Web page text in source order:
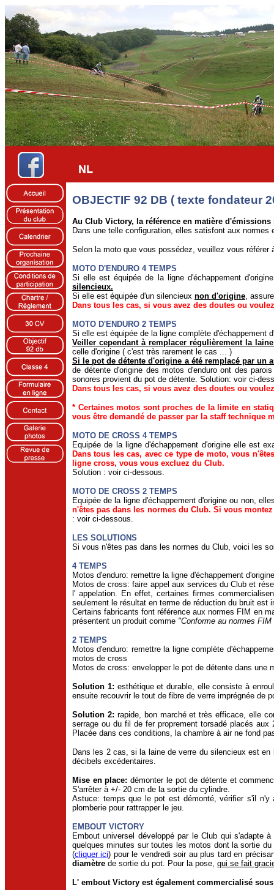
OBJECTIF 92 DB ( texte fondateur
Au Club Victory, la référence en matière
Dans une telle configuration, elles satisfont aux
Selon la moto que vous possédez, veuillez vous
MOTO D'ENDURO 4 TEMPS
Si elle est équipée de la ligne d'échappement
silencieux.
Si elle est équipée d'un silencieux non d'origine,
Dans tous les cas, si vous avez des doutes ou
MOTO D'ENDURO 2 TEMPS
Si elle est équipée de la ligne complète
Veiller cependant à remplacer régulièrement la
celle d'origine ( c'est très rarement le cas ... )
Si le pot de détente d'origine a été remplacé par un
de détente d'origine des motos d'enduro ont des
sonores provient du pot de détente. Solution: voir ci-
Dans tous les cas, si vous avez des doutes ou
* Certaines motos sont proches de la limite en
vous être demandé de passer par la staff technique
MOTO DE CROSS 4 TEMPS
Equipée de la ligne d'échappement d'origine elle est
Dans tous les cas, avec ce type de moto, vous
ligne cross, vous vous excluez du Club.
Solution : voir ci-dessous.
MOTO DE CROSS 2 TEMPS
Equipée de la ligne d'échappement d'origine ou non,
n'êtes pas dans les normes du Club. Si vous
: voir ci-dessous.
LES SOLUTIONS
Si vous n'êtes pas dans les normes du Club, voici les
4 TEMPS
Motos d'enduro: remettre la ligne d'échappement
Motos de cross: faire appel aux services du Club et
l' appelation. En effet, certaines firmes
seulement le résultat en terme de réduction du bruit
Certains fabricants font référence aux normes FIM en
présentent un produit comme "Conforme au normes FIM
2 TEMPS
Motos d'enduro: remettre la ligne complète
motos de cross
Motos de cross: envelopper le pot de détente dans une
Solution 1: esthétique et durable, elle consiste à
ensuite recouvrir le tout de fibre de verre imprégnée de
Solution 2: rapide, bon marché et très efficace, elle
serrage ou du fil de fer proprement torsadé placés
Placée dans ces conditions, la chambre à air ne fond
Dans les 2 cas, si la laine de verre du silencieux est
décibels excédentaires.
Mise en place: démonter le pot de détente et
S'arrêter à +/- 20 cm de la sortie du cylindre.
Astuce: temps que le pot est démonté, vérifier s'il
plomberie pour rattrapper le jeu.
EMBOUT VICTORY
Embout universel développé par le Club qui s'adapte
quelques minutes sur toutes les motos dont la sortie
(cliquer ici) pour le vendredi soir au plus tard en
diamètre de sortie du pot. Pour la pose, qui se fait
L' embout Victory est également commercialisé